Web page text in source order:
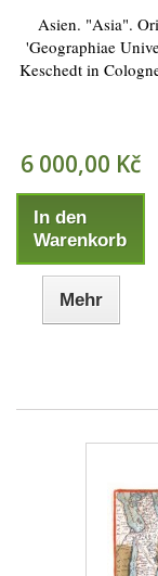
Asien. "Asia".
'Geographiae
Keschedt in
6 000,00 Kč
In den
Warenkorb
Mehr